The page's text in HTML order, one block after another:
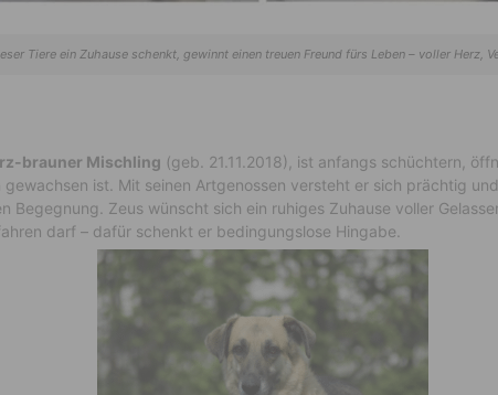
Tiere ein Zuhause schenkt, gewinnt einen treuen Freund fürs Leben – voller Herz,
brauner Mischling (geb. 21.11.2018), ist anfangs schüchtern,
gewachsen ist. Mit seinen Artgenossen versteht er sich prächtig
Begegnung. Zeus wünscht sich ein ruhiges Zuhause voller
darf – dafür schenkt er bedingungslose Hingabe.